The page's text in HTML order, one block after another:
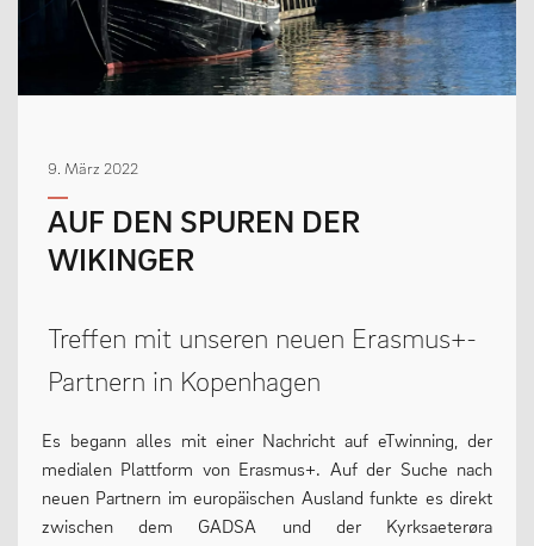
MENSCHEN
Kollegium
Vertretung der Schülerschaft
Praktikum
Ehemalige
Schulsozialarbeit
LEBEN
9. März 2022
AUF DEN SPUREN DER
WIKINGER
Treffen mit unseren neuen Erasmus+-
Partnern in Kopenhagen
Es begann alles mit einer Nachricht auf eTwinning, der
medialen Plattform von Erasmus+. Auf der Suche nach
neuen Partnern im europäischen Ausland funkte es direkt
zwischen dem GADSA und der Kyrksaeterøra